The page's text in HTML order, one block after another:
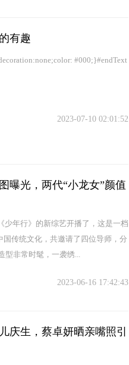
有趣
#000;}#endText
2023-07-10 02:01:52
曝光，两代“小龙女”颜值
少年行》的新综艺开播了，这是一档
传统文化，共邀请了四位导师，分
型非常时髦，一袭绣...
2023-06-16 17:42:43
庆生，蔡卓妍晒亲嘴照引